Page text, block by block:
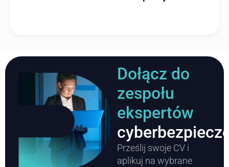
Dołącz do
zespołu
ekspertów
Prześlij swoje CV i
aplikuj na wybrane